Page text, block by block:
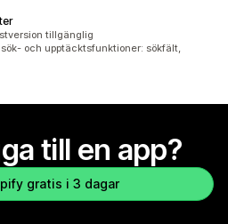
tillgänglig
och upptäcktsfunktioner: sökfält,
till en app?
gratis i 3 dagar